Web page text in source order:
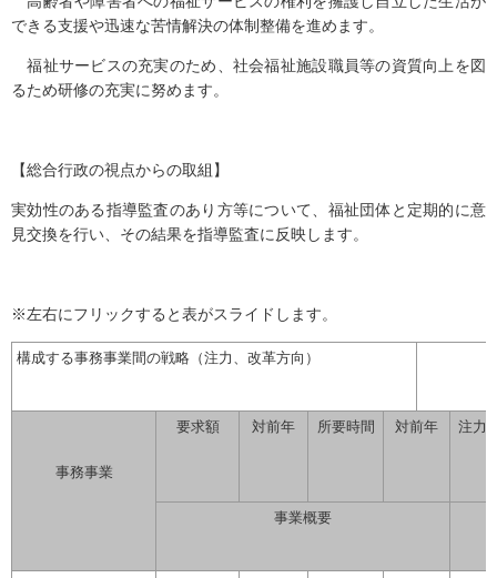
できる支援や迅速な苦情解決の体制整備を進めます。
福祉サービスの充実のため、社会福祉施設職員等の資質向上を図
るため研修の充実に努めます。
【総合行政の視点からの取組】
実効性のある指導監査のあり方等について、福祉団体と定期的に意
見交換を行い、その結果を指導監査に反映します。
※左右にフリックすると表がスライドします。
構成する事務事業間の戦略（注力、改革方向）
事務事業
要求額 対前年 所要時間 対前年 注力
事業概要